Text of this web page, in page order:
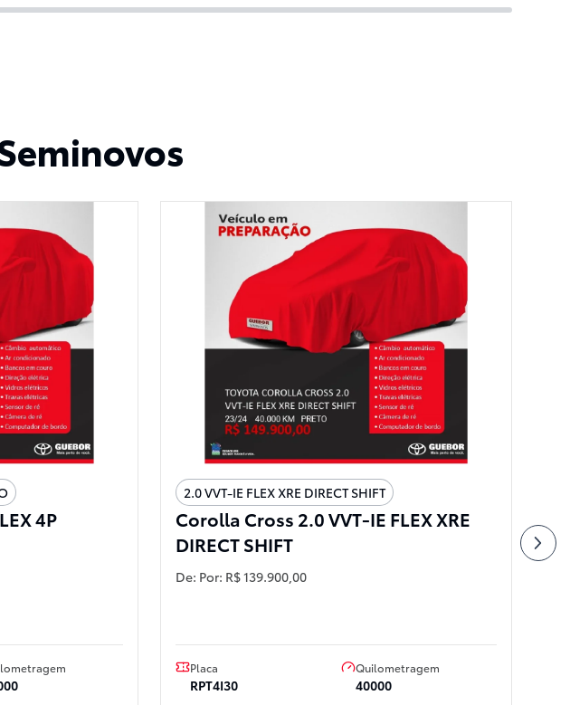
4P
2.0 VVT-IE FLEX XRE DIRECT SHIFT
Corolla Cross 2.0 VVT-IE FLEX XRE
DIRECT SHIFT
De: Por: R$ 139.900,00
Placa
RPT4I30
Quilometragem
40000